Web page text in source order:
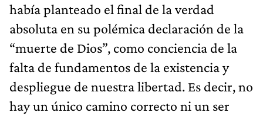
había planteado el final de la verdad
absoluta en su polémica declaración de la
“muerte de Dios”, como conciencia de la
falta de fundamentos de la existencia y
despliegue de nuestra libertad. Es decir, no
hay un único camino correcto ni un ser